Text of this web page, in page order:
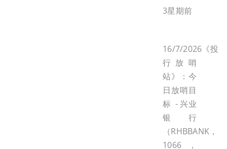
3星期前
16/7/2026《投
行放哨
站》：今
日放哨目
标 - 兴业
银行
（RHBBANK，
1066，